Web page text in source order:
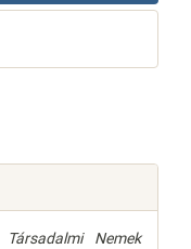
Társadalmi Nemek